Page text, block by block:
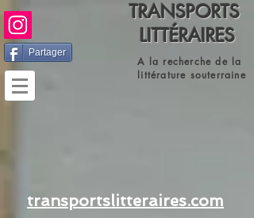
Partager
TRANSPORTS
LITTÉRAIRES
A la recherche de la
littérature souterraine
transportslitteraires.com